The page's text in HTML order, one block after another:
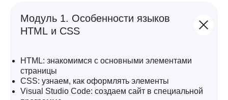
Модуль 1. Особенности языков
HTML и CSS
HTML: знакомимся с основными элементами
страницы
CSS: узнаем, как оформлять элементы
Visual Studio Code: создаем сайт в специальной